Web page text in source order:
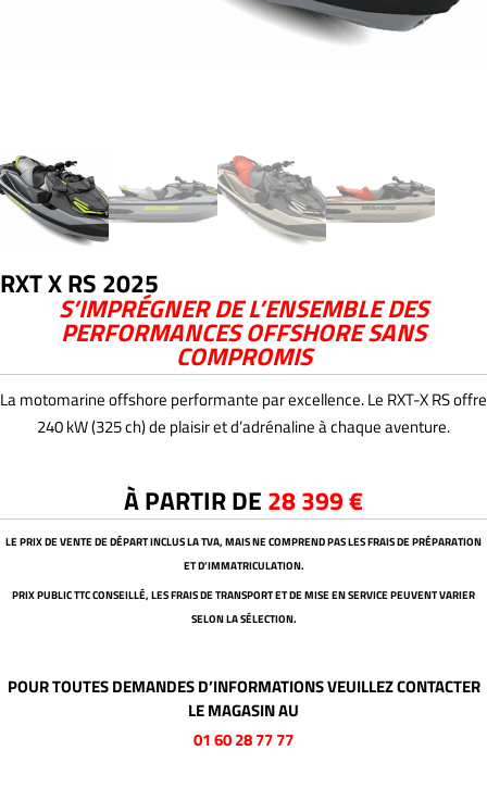
RXT X RS 2025
S’IMPRÉGNER DE L’ENSEMBLE DES
PERFORMANCES OFFSHORE SANS
COMPROMIS
La motomarine offshore performante par excellence. Le RXT-X RS offre
240 kW (325 ch) de plaisir et d’adrénaline à chaque aventure.
À PARTIR DE 28 399 €
LE PRIX DE VENTE DE DÉPART INCLUS LA TVA, MAIS NE COMPREND PAS LES FRAIS DE PRÉPARATION
ET D’IMMATRICULATION.
PRIX PUBLIC TTC CONSEILLÉ, LES FRAIS DE TRANSPORT ET DE MISE EN SERVICE PEUVENT VARIER
SELON LA SÉLECTION.
POUR TOUTES DEMANDES D’INFORMATIONS VEUILLEZ CONTACTER
LE MAGASIN AU
01 60 28 77 77